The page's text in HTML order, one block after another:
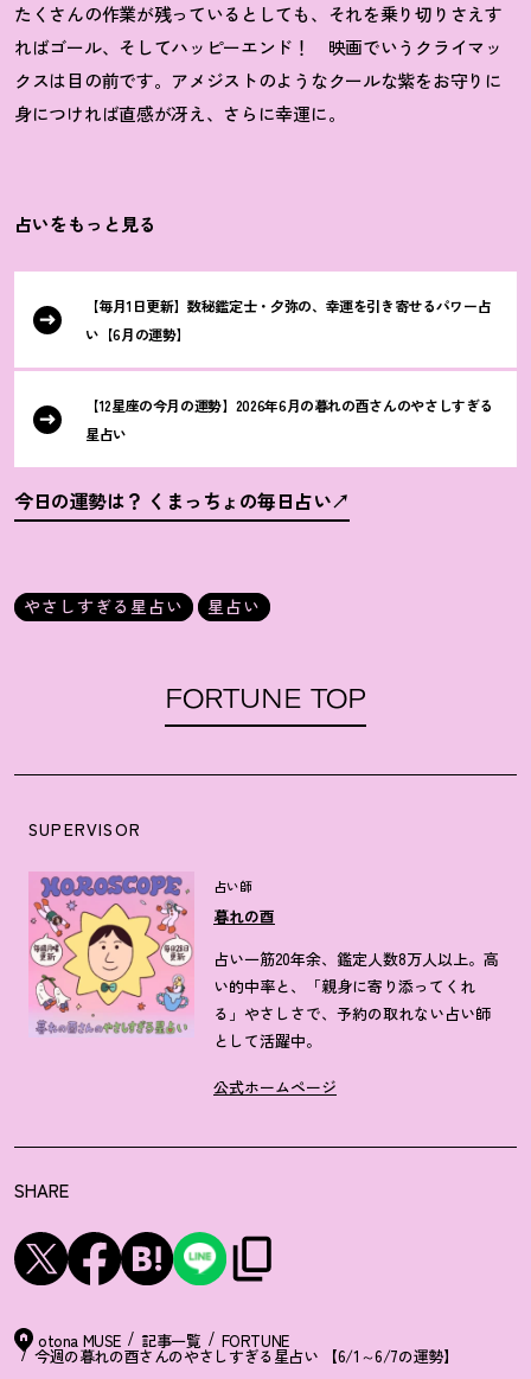
たくさんの作業が残っているとしても、それを乗り切りさえす
ればゴール、そしてハッピーエンド ！
映画でいうクライマッ
クスは目の前です。アメジストのようなクールな紫をお守りに
身につければ直感が冴え、さらに幸運に。
占いをもっと見る
【毎月1日更新】数秘鑑定士・夕弥の、幸運を引き寄せるパワー占
い【6月の運勢】
【12星座の今月の運勢】2026年6月の暮れの酉さんのやさしすぎる
星占い
今日の運勢は？ くまっちょの毎日占い
やさしすぎる星占い 星占い
FORTUNE TOP
SUPERVISOR
占い師
暮れの酉
占い一筋20年余、鑑定人数8万人以上。高
い的中率と、「親身に寄り添ってくれ
る」やさしさで、予約の取れない占い師
として活躍中。
公式ホームページ
SHARE
otona MUSE 記事一覧 FORTUNE
今週の暮れの酉さんのやさしすぎる星占い 【6/1～6/7の運勢】